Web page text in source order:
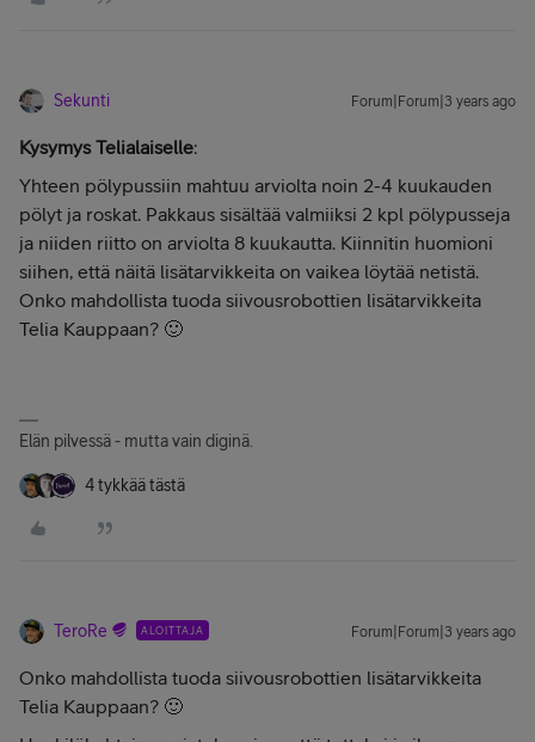
Sekunti Forum|Forum|3 years ago
Kysymys Telialaiselle:
Yhteen pölypussiin mahtuu arviolta noin 2-4 kuukauden
pölyt ja roskat. Pakkaus sisältää valmiiksi 2 kpl pölypusseja
ja niiden riitto on arviolta 8 kuukautta. Kiinnitin huomioni
siihen, että näitä lisätarvikkeita on vaikea löytää netistä.
Onko mahdollista tuoda siivousrobottien lisätarvikkeita
Telia Kauppaan? 🙂
Elän pilvessä - mutta vain diginä.
4 tykkää tästä
TeroRe ALOITTAJA Forum|Forum|3 years ago
Onko mahdollista tuoda siivousrobottien lisätarvikkeita
Telia Kauppaan? 🙂